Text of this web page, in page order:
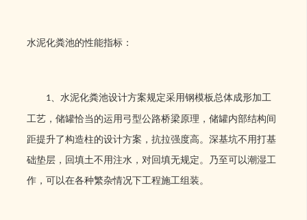
水泥化粪池的性能指标：
1、水泥化粪池设计方案规定采用钢模板总体成形加工
工艺，储罐恰当的运用弓型公路桥梁原理，储罐内部结构间
距提升了构造柱的设计方案，抗拉强度高。深基坑不用打基
础垫层，回填土不用注水，对回填无规定。乃至可以潮湿工
作，可以在各种繁杂情况下工程施工组装。